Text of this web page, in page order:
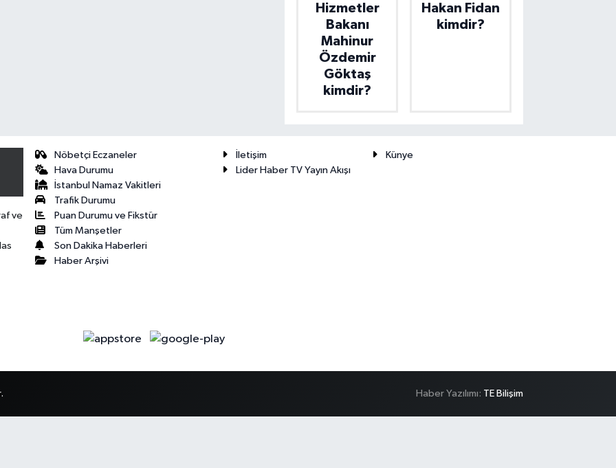
Hizmetler
Bakanı
Mahinur
Özdemir
Göktaş
kimdir?
Hakan Fidan
kimdir?
ve
Nöbetçi Eczaneler
Hava Durumu
İstanbul Namaz Vakitleri
Trafik Durumu
Puan Durumu ve Fikstür
Tüm Manşetler
Son Dakika Haberleri
Haber Arşivi
İletişim
Künye
Lider Haber TV Yayın Akışı
Haber Yazılımı: TE Bilişim